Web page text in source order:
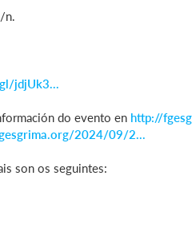
n.
jdjUk3...
do evento en http://
2024/09/2...
son os seguintes: